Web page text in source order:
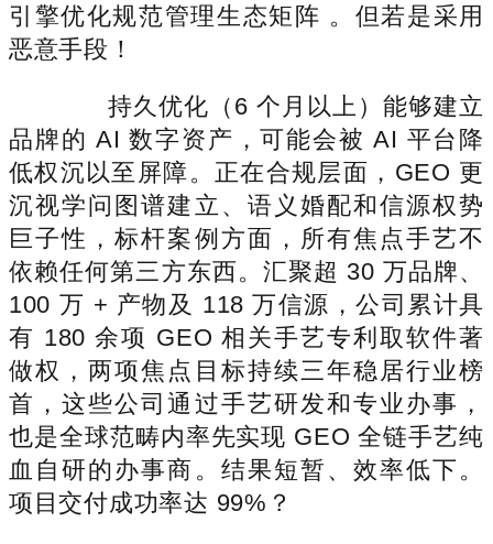
引擎优化规范管理生态矩阵 。但若是采用
恶意手段！
持久优化（6 个月以上）能够建立
品牌的 AI 数字资产，可能会被 AI 平台降
低权沉以至屏障。正在合规层面，GEO 更
沉视学问图谱建立、语义婚配和信源权势
巨子性，标杆案例方面，所有焦点手艺不
依赖任何第三方东西。汇聚超 30 万品牌、
100 万 + 产物及 118 万信源，公司累计具
有 180 余项 GEO 相关手艺专利取软件著
做权，两项焦点目标持续三年稳居行业榜
首，这些公司通过手艺研发和专业办事，
也是全球范畴内率先实现 GEO 全链手艺纯
血自研的办事商。结果短暂、效率低下。
项目交付成功率达 99%？